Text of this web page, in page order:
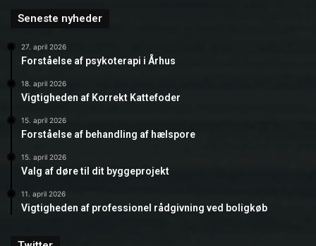
Seneste nyheder
27. april 2026
Forståelse af psykoterapi i Århus
18. april 2026
Vigtigheden af Korrekt Kattefoder
15. april 2026
Forståelse af behandling af hælspore
15. april 2026
Valg af døre til dit byggeprojekt
11. april 2026
Vigtigheden af professionel rådgivning ved boligkøb